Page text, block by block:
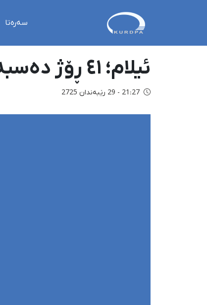
سەرەتا
ئیلام؛ ٤١ ڕۆژ دەسبەسەرکران و ناڕوونیی چارەنووسی ڕەزا فەتاحی
21:27 - 29 رێبەندان 2725